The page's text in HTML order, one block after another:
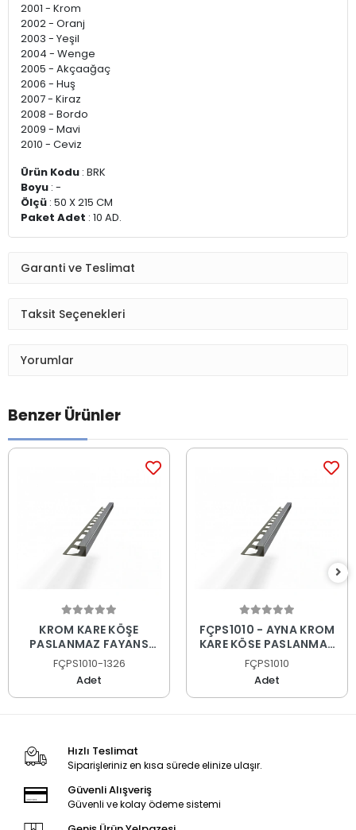
2001 - Krom
2002 - Oranj
2003 - Yeşil
2004 - Wenge
2005 - Akçaağaç
2006 - Huş
2007 - Kiraz
2008 - Bordo
2009 - Mavi
2010 - Ceviz
Ürün Kodu : BRK
Boyu : -
Ölçü : 50 X 215 CM
Paket Adet : 10 AD.
Garanti ve Teslimat
Taksit Seçenekleri
Yorumlar
Benzer Ürünler
KROM KARE KÖŞE
PASLANMAZ FAYANS
PROFİLİ
FÇPS1010-1326
Adet
FÇPS1010 - AYNA KROM
KARE KÖŞE PASLANMAZ
FAYANS PROFİLİ
FÇPS1010
Adet
Hızlı Teslimat
Siparişleriniz en kısa sürede elinize ulaşır.
Güvenli Alışveriş
Güvenli ve kolay ödeme sistemi